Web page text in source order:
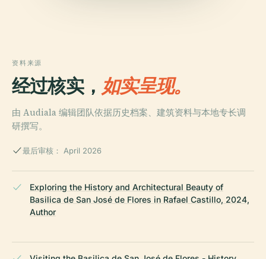
资料来源
经过核实， 如实呈现。
由 Audiala 编辑团队依据历史档案、建筑资料与本地专长调
研撰写。
最后审核： April 2026
Exploring the History and Architectural Beauty of
Basilica de San José de Flores in Rafael Castillo, 2024,
Author